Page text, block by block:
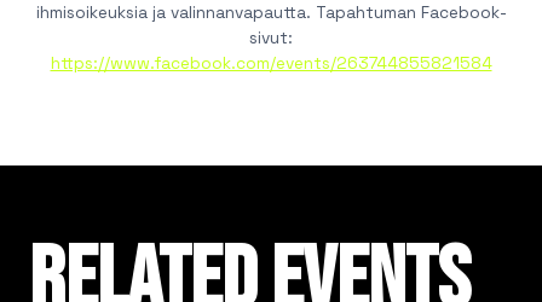
ihmisoikeuksia ja valinnanvapautta. Tapahtuman Facebook-
sivut:
https://www.facebook.com/events/263744855821584
Related events